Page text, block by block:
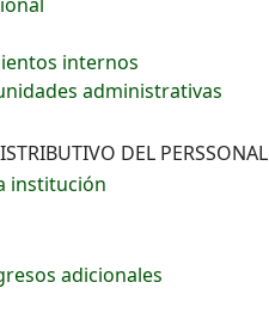
internos
administrativas
DEL PERSSONAL
institución
adicionales